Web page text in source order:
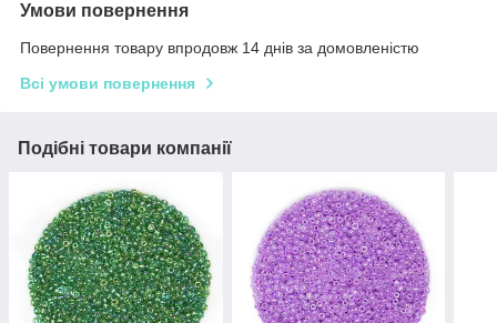
Умови повернення
Повернення товару впродовж 14 днів за домовленістю
Всі умови повернення
Подібні товари компанії